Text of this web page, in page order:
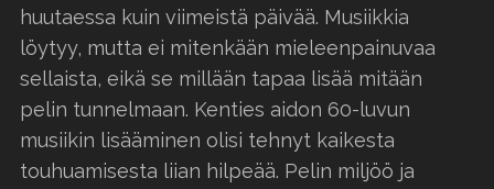
huutaessa kuin viimeistä päivää. Musiikkia
löytyy, mutta ei mitenkään mieleenpainuvaa
sellaista, eikä se millään tapaa lisää mitään
pelin tunnelmaan. Kenties aidon 60-luvun
musiikin lisääminen olisi tehnyt kaikesta
touhuamisesta liian hilpeää. Pelin miljöö ja